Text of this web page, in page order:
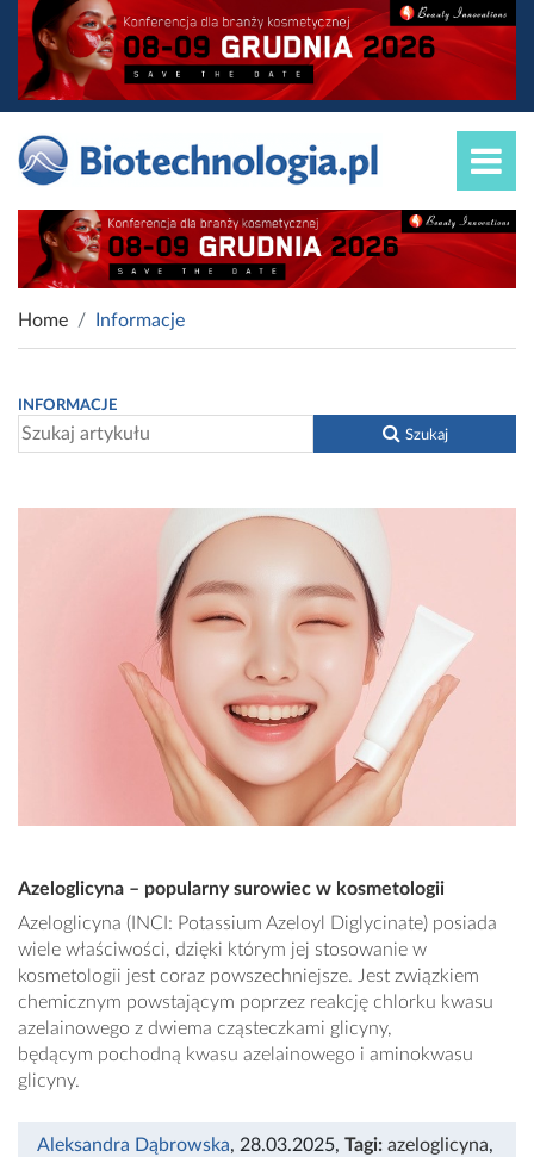
Home Informacje
INFORMACJE
Szukaj
Azeloglicyna – popularny surowiec w kosmetologii
Azeloglicyna (INCI: Potassium Azeloyl Diglycinate) posiada
wiele właściwości, dzięki którym jej stosowanie w
kosmetologii jest coraz powszechniejsze. Jest związkiem
chemicznym powstającym poprzez reakcję chlorku kwasu
azelainowego z dwiema cząsteczkami glicyny,
będącym pochodną kwasu azelainowego i aminokwasu
glicyny.
Aleksandra Dąbrowska, 28.03.2025, Tagi: azeloglicyna,